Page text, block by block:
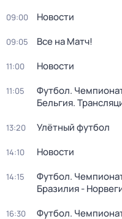
09:00 Новости
09:05 Все на Матч!
11:00 Новости
11:05
Футбол.
Бельгия.
13:20 Улётный футбол
14:10 Новости
14:15
Футбол.
Бразилия -
16:30
Футбол.